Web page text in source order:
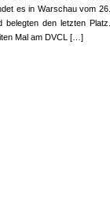
es in Warschau vom
belegten den letzten
Mal am DVCL […]